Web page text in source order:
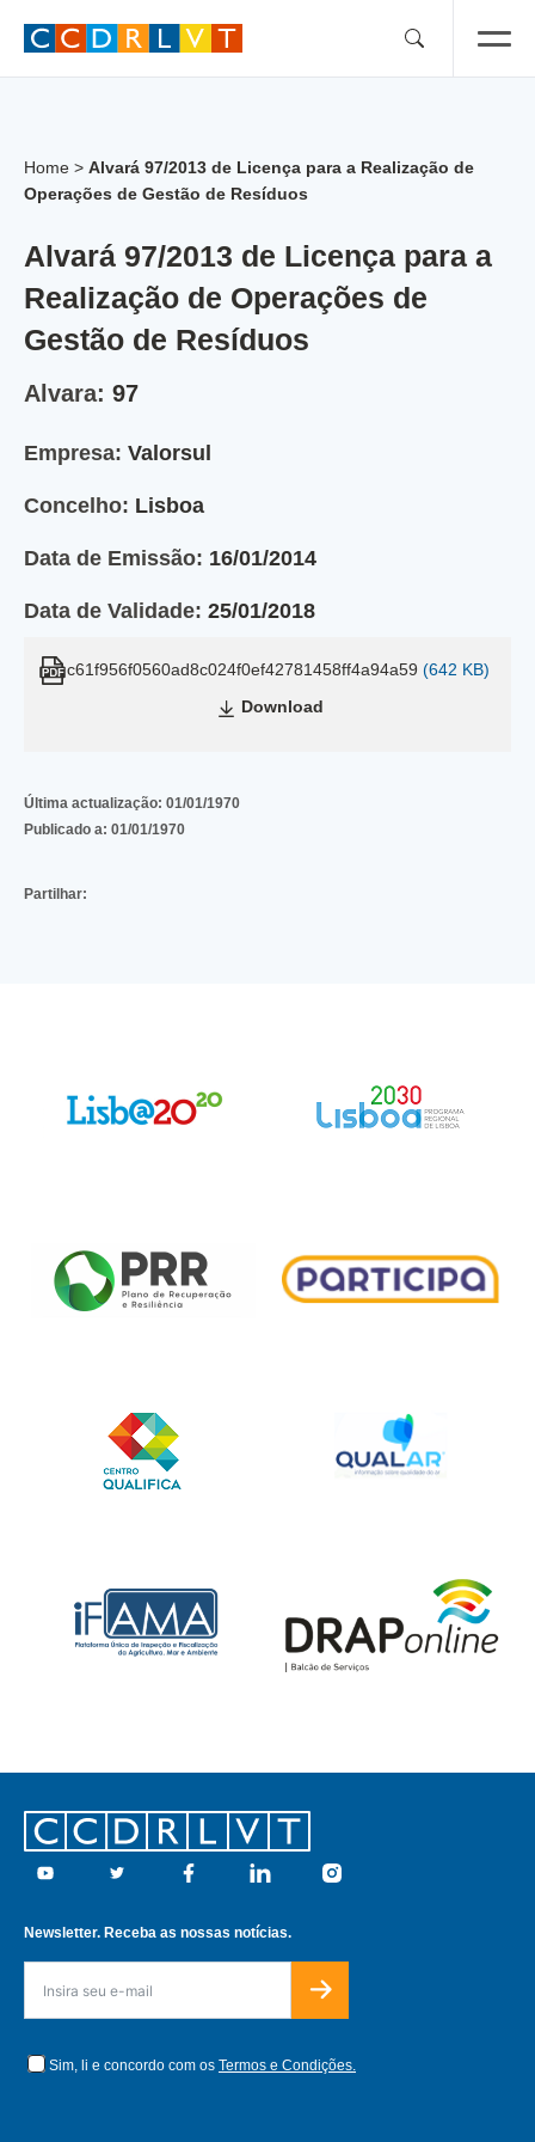
Home > Alvará 97/2013 de Licença para a Realização de
Operações de Gestão de Resíduos
Alvará 97/2013 de Licença para a
Realização de Operações de
Gestão de Resíduos
Alvara: 97
Empresa: Valorsul
Concelho: Lisboa
Data de Emissão: 16/01/2014
Data de Validade: 25/01/2018
c61f956f0560ad8c024f0ef42781458ff4a94a59 (642 KB)
Download
Última actualização: 01/01/1970
Publicado a: 01/01/1970
Partilhar:
Footer
Youtube Twitter Facebook Linkedin Instagram
Newsletter. Receba as nossas notícias.
Sim, li e concordo com os Termos e Condições.